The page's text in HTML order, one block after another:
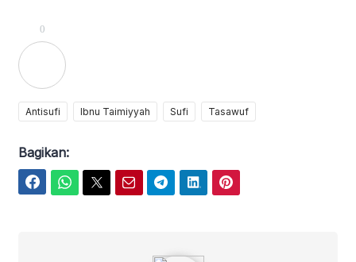
0
Antisufi Ibnu Taimiyyah Sufi Tasawuf
Bagikan: